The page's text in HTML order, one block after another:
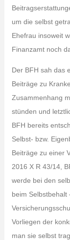
um die selbst
Ehefrau insoweit
Finanzamt noch
Der BFH sah das
Beiträge zu
Zusammenhang
stünden und
BFH bereits
Selbst- bzw.
Beiträge zu einer
2016 X R 43/14,
werde bei den
beim Selbstbehalt
Vorliegen der
man sie selbst